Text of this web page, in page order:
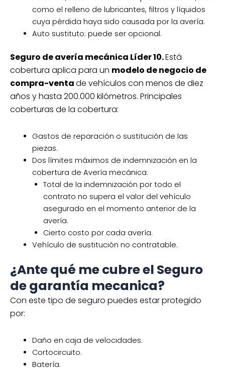
como el relleno de lubricantes, filtros y líquidos
cuya pérdida haya sido causada por la avería.
Auto sustituto: puede ser opcional.
Seguro de avería mecánica Líder 10.Está
cobertura aplica para un modelo de negocio de
compra-ventade vehículos con menos de diez
años y hasta 200.000 kilómetros. Principales
coberturas de la cobertura:
Gastos de reparación o sustitución de las
piezas.
Dos límites máximos de indemnización en la
cobertura de Avería mecánica:
Total de la indemnización por todo el
contrato no supera el valor del vehículo
asegurado en el momento anterior de la
avería.
Cierto costo por cada avería.
Vehículo de sustitución no contratable.
¿Ante qué me cubre el Seguro
de garantía mecanica?
Con este tipo de seguro puedes estar protegido
por:
Daño en caja de velocidades.
Cortocircuito.
Batería.